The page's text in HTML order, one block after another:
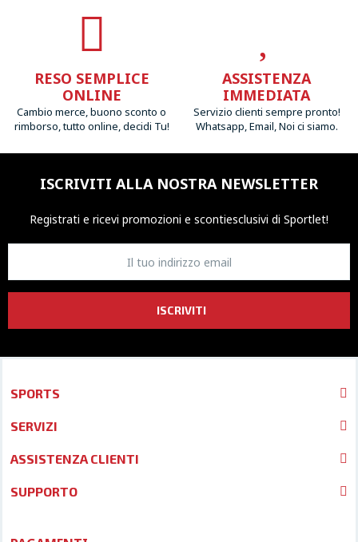
RESO SEMPLICE
ONLINE
Cambio merce, buono sconto o
rimborso, tutto online, decidi Tu!
ASSISTENZA
IMMEDIATA
Servizio clienti sempre pronto!
Whatsapp, Email, Noi ci siamo.
ISCRIVITI ALLA NOSTRA NEWSLETTER
Registrati e ricevi promozioni e scontiesclusivi di Sportlet!
ISCRIVITI
SPORTS
SERVIZI
ASSISTENZA CLIENTI
SUPPORTO